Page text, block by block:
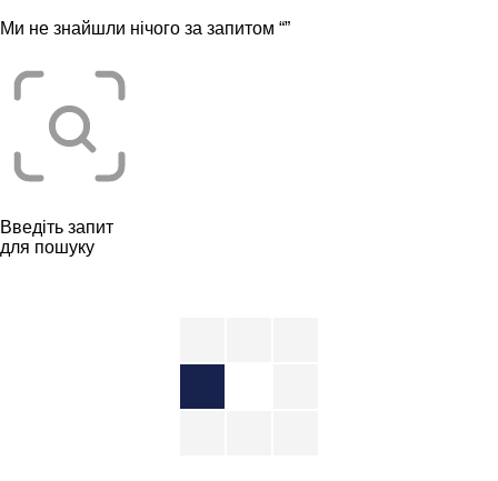
Ми не знайшли нічого за запитом “”
Введіть запит
для пошуку